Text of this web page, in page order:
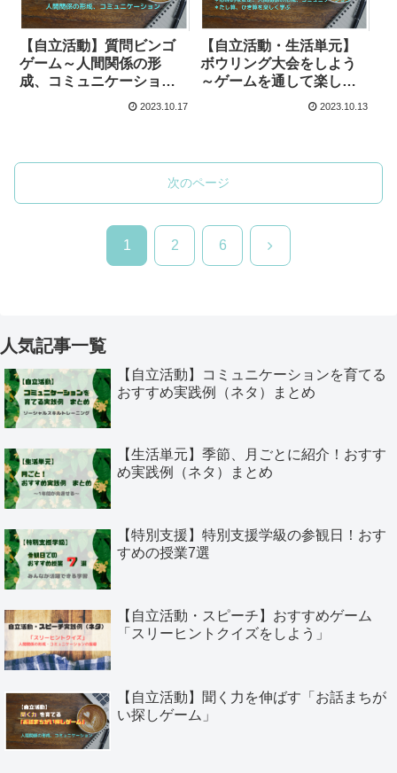
【自立活動】質問ビンゴ
ゲーム～人間関係の形
成、コミュニケーション
2023.10.17
【自立活動・生活単元】
ボウリング大会をしよう
～ゲームを通して楽しく
2023.10.13
次のページ
1 2 6 次
人気記事一覧
【自立活動】コミュニケーションを育てる
おすすめ実践例（ネタ）まとめ
【生活単元】季節、月ごとに紹介！おすす
め実践例（ネタ）まとめ
【特別支援】特別支援学級の参観日！おす
すめの授業7選
【自立活動・スピーチ】おすすめゲーム
「スリーヒントクイズをしよう」
【自立活動】聞く力を伸ばす「お話まちが
い探しゲーム」